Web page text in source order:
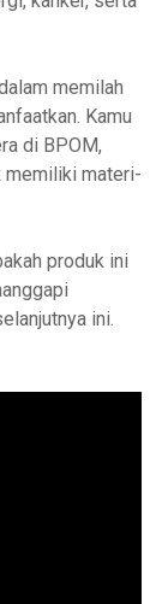
memilah
Kamu
di BPOM,
memiliki materi-
produk ini
ini.